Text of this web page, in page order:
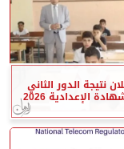
نتيجة الدور الثاني
الإعدادية 2026